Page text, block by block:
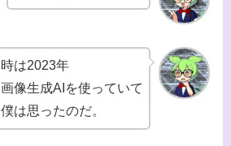
時は2023年
画像生成AIを使っていて
僕は思ったのだ。